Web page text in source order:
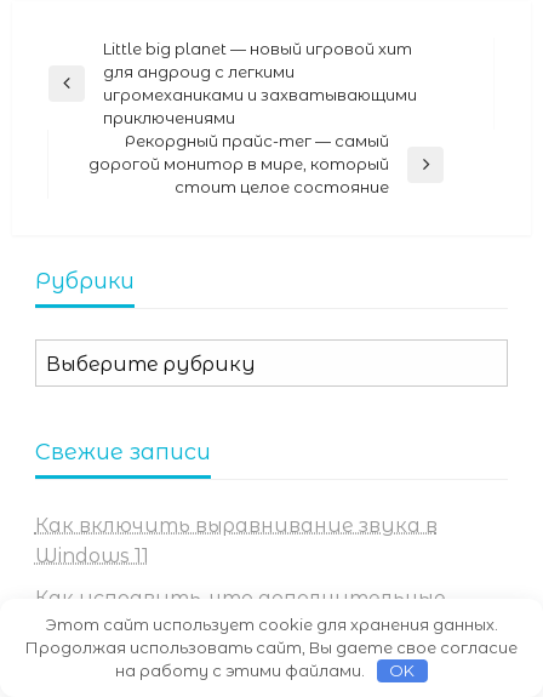
Навигация
по
записям
Previous
Little big planet — новый игровой хит
для андроид с легкими
игромеханиками и захватывающими
приключениями
Next
Рекордный прайс-тег — самый
дорогой монитор в мире, который
стоит целое состояние
Рубрики
Рубрики
Свежие записи
Как включить выравнивание звука в
Windows 11
Как исправить, что дополнительные
функции не устанавливаются в Windows
11 (10 способов)
Этот сайт использует cookie для хранения данных.
Продолжая использовать сайт, Вы даете свое согласие
на работу с этими файлами.
OK